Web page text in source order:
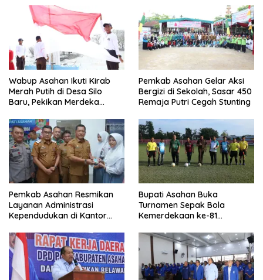
Wabup Asahan Ikuti Kirab
Merah Putih di Desa Silo
Baru, Pekikan Merdeka
Pemkab Asahan Gelar Aksi
Bergizi di Sekolah, Sasar 450
Remaja Putri Cegah Stunting
Pemkab Asahan Resmikan
Layanan Administrasi
Kependudukan di Kantor
Bupati Asahan Buka
Turnamen Sepak Bola
Kemerdekaan ke-81
0208/Asahan